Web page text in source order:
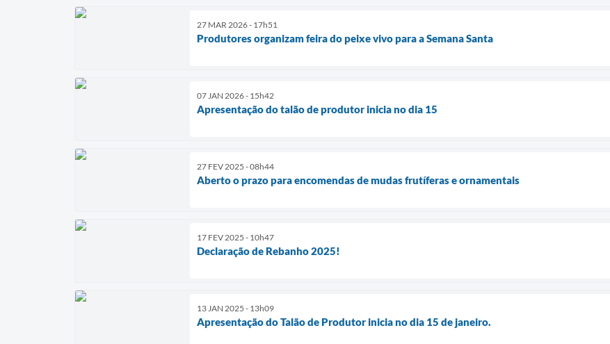
27 MAR 2026 - 17h51
Produtores organizam feira do peixe vivo para a Semana Santa
07 JAN 2026 - 15h42
Apresentação do talão de produtor inicia no dia 15
27 FEV 2025 - 08h44
Aberto o prazo para encomendas de mudas frutíferas e ornamentais
17 FEV 2025 - 10h47
Declaração de Rebanho 2025!
13 JAN 2025 - 13h09
Apresentação do Talão de Produtor inicia no dia 15 de janeiro.